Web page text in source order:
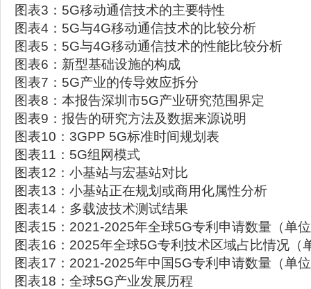
图表3：5G移动通信技术的主要特性
图表4：5G与4G移动通信技术的比较分析
图表5：5G与4G移动通信技术的性能比较分析
图表6：新型基础设施的构成
图表7：5G产业的传导效应拆分
图表8：本报告深圳市5G产业研究范围界定
图表9：报告的研究方法及数据来源说明
图表10：3GPP 5G标准时间规划表
图表11：5G组网模式
图表12：小基站与宏基站对比
图表13：小基站正在规划或商用化属性分析
图表14：多载波技术测试结果
图表15：2021-2025年全球5G专利申请数量（单
图表16：2025年全球5G专利技术区域占比情况（
图表17：2021-2025年中国5G专利申请数量（单
图表18：全球5G产业发展历程